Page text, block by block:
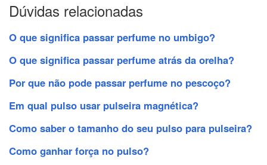
Dúvidas relacionadas
O que significa passar perfume no umbigo?
O que significa passar perfume atrás da orelha?
Por que não pode passar perfume no pescoço?
Em qual pulso usar pulseira magnética?
Como saber o tamanho do seu pulso para pulseira?
Como ganhar força no pulso?